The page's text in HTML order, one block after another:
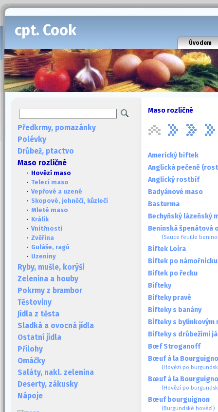
cpt. Cook
Úvodem
Předkrmy, pomazánky
Polévky
Drůbež, ptactvo
Maso rozličné
· Hovězí maso
· Telecí maso
· Vepřové a uzené
· Skopové, jehněčí, kůzlečí
· Mleté maso
· Králík
· Vnitřnosti
· Zvěřina
· Guláše, ragú
· Uzeniny
Ryby, mušle, korýši
Zelenina a houby
Pokrmy z brambor
Těstoviny
Jídla z těsta
Sladká a ovocná jídla
Ostatní jídla
Přílohy
Omáčky
Saláty, nakl. zelenina
Deserty, zákusky
Nápoje
Maso rozličné
Americký biftek
Anglická pečeně
Anglický rostbíf
Badyánové maso
Basturma
Bechyňský lázeňský
Beninská špenátová
(Sauce feuille
Biftek Loira
Biftek po námořnicku
Biftek po řecku
Bifteky
Bifteky pravé
Bifteky s banány
Bifteky s bylinkovým
Bifteky s drůbežími
Bœf Stroganoff
Bœuf à la
(Hovězí po
Bœuf à la
(Hovězí po
Bœuf bourguignon
(Burgundské hovězí)